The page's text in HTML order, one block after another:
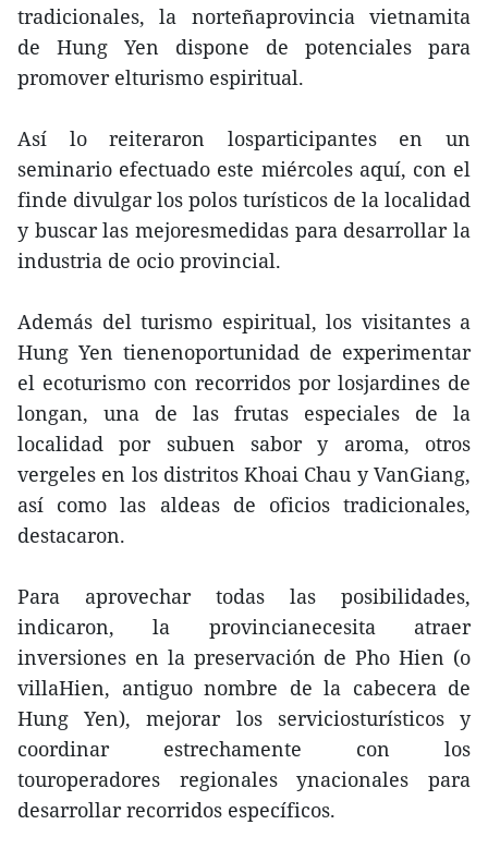
tradicionales, la norteñaprovincia vietnamita
de Hung Yen dispone de potenciales para
promover elturismo espiritual.
Así lo reiteraron losparticipantes en un
seminario efectuado este miércoles aquí, con el
finde divulgar los polos turísticos de la localidad
y buscar las mejoresmedidas para desarrollar la
industria de ocio provincial.
Además del turismo espiritual, los visitantes a
Hung Yen tienenoportunidad de experimentar
el ecoturismo con recorridos por losjardines de
longan, una de las frutas especiales de la
localidad por subuen sabor y aroma, otros
vergeles en los distritos Khoai Chau y VanGiang,
así como las aldeas de oficios tradicionales,
destacaron.
Para aprovechar todas las posibilidades,
indicaron, la provincianecesita atraer
inversiones en la preservación de Pho Hien (o
villaHien, antiguo nombre de la cabecera de
Hung Yen), mejorar los serviciosturísticos y
coordinar estrechamente con los
touroperadores regionales ynacionales para
desarrollar recorridos específicos.